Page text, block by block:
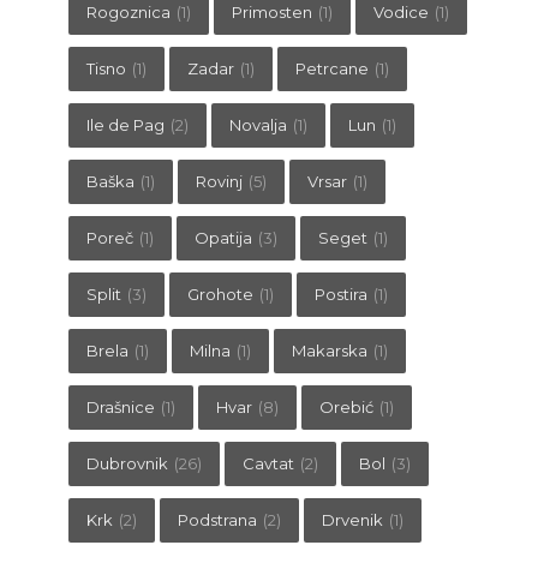
Rogoznica (1) Primosten (1) Vodice (1)
Tisno (1) Zadar (1) Petrcane (1)
Ile de Pag (2) Novalja (1) Lun (1)
Baška (1) Rovinj (5) Vrsar (1)
Poreč (1) Opatija (3) Seget (1)
Split (3) Grohote (1) Postira (1)
Brela (1) Milna (1) Makarska (1)
Drašnice (1) Hvar (8) Orebić (1)
Dubrovnik (26) Cavtat (2) Bol (3)
Krk (2) Podstrana (2) Drvenik (1)